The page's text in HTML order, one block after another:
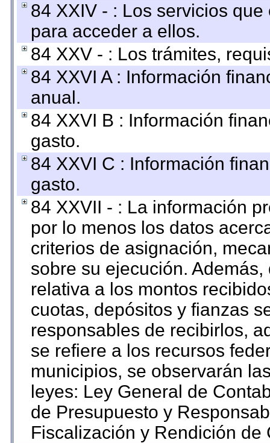
84 XXIV - : Los servicios
para acceder a ellos.
84 XXV - : Los trámites,
84 XXVI A : Información
anual.
84 XXVI B : Información
gasto.
84 XXVI C : Información
gasto.
84 XXVII - : La información
por lo menos los datos
criterios de asignación,
sobre su ejecución.
relativa a los montos
cuotas, depósitos y fianzas
responsables de recibirlos,
se refiere a los recursos
municipios, se observarán
leyes: Ley General de
de Presupuesto y
Fiscalización y Rendición